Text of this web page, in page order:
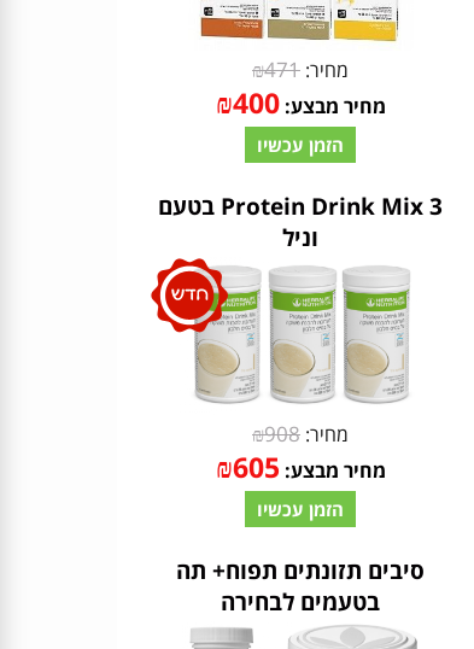
מחיר: ₪471
מחיר מבצע: ₪400
הזמן עכשיו
3 Protein Drink Mix בטעם
וניל
מחיר: ₪908
מחיר מבצע: ₪605
הזמן עכשיו
סיבים תזונתים תפוח+ תה
בטעמים לבחירה